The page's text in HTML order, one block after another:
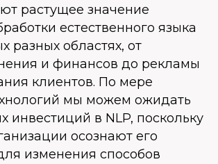
растущее значение
естественного языка
разных областях, от
и финансов до рекламы
клиентов. По мере
мы можем ожидать
инвестиций в NLP, поскольку
осознают его
изменения способов